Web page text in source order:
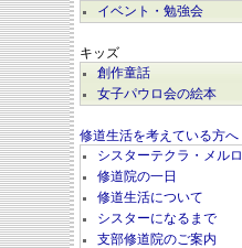
イベント・勉強会
キッズ
創作童話
女子パウロ会の絵本
修道生活を考えている方へ
シスターテクラ・メルロ
修道院の一日
修道生活について
シスターになるまで
支部修道院のご案内